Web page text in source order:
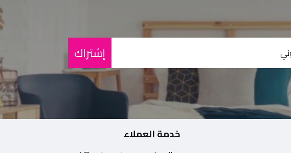
إشتراك
خدمة العملاء